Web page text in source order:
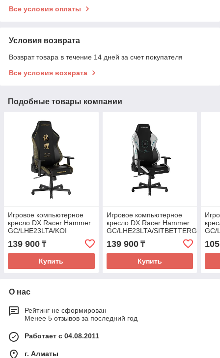
Все условия оплаты
Условия возврата
Возврат товара в течение 14 дней за счет покупателя
Все условия возврата
Подобные товары компании
Игровое компьютерное
кресло DX Racer Hammer
GC/LHE23LTA/KOI
139 900 ₸
Купить
Игровое компьютерное
кресло DX Racer Hammer
GC/LHE23LTA/
139 900₸
Купить
GC/
О нас
Рейтинг не сформирован
Менее 5 отзывов за последний год
Работает с 04.08.2011
г. Алматы